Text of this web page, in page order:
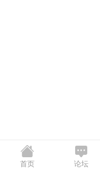
首页 论坛